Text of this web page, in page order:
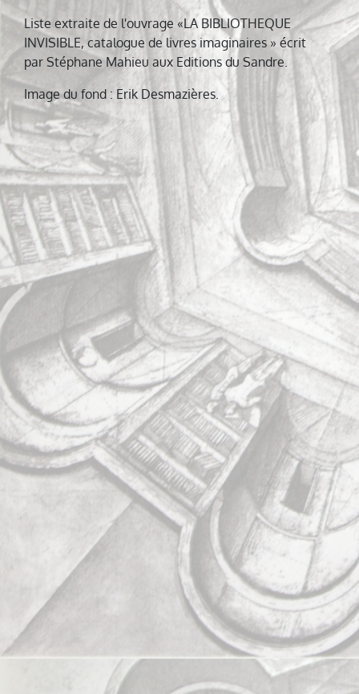
Liste extraite de l'ouvrage «LA BIBLIOTHEQUE
INVISIBLE, catalogue de livres imaginaires » écrit
par Stéphane Mahieu aux Editions du Sandre.
Image du fond : Erik Desmazières.